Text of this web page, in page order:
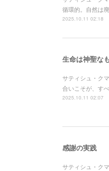
循環的。自然は
2025.10.11 02:18
生命は神聖な
サティシュ・ク
合いこそが、す
2025.10.11 02:07
感謝の実践
サティシュ・ク